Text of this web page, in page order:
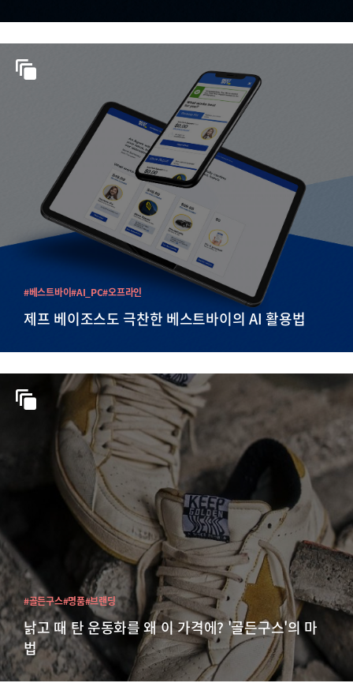
제프 베이조스도 극찬한 베스트바이의 AI 활용법
#베스트바이#AI_PC#오프라인
낡고 때 탄 운동화를 왜 이 가격에? '골든구스'의 마
법
#골든구스#명품#브랜딩